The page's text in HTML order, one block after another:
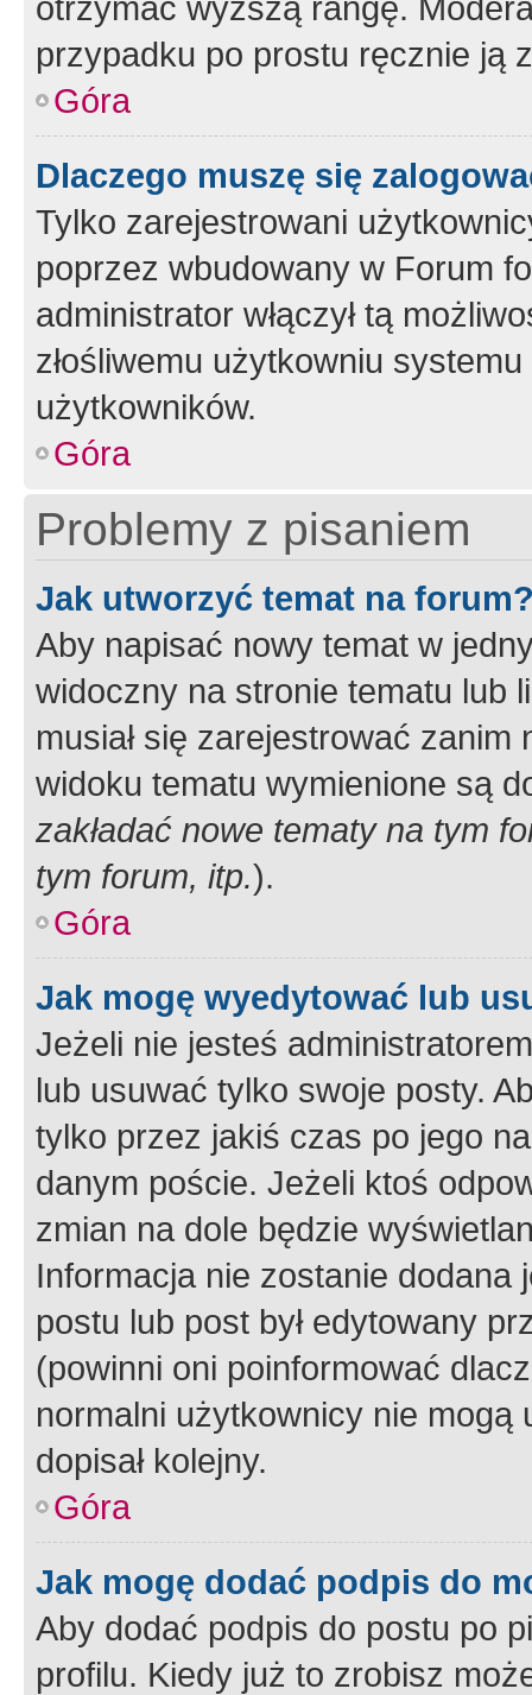
przypadku po prostu ręcznie ją
Góra
Dlaczego muszę się
Tylko zarejestrowani
poprzez wbudowany w Forum
administrator włączył tą
złośliwemu użytkowniu
użytkowników.
Góra
Problemy z pisaniem
Jak utworzyć temat na
Aby napisać nowy temat w
widoczny na stronie tematu lub
musiał się zarejestrować
widoku tematu wymienione są
zakładać nowe tematy na tym
tym forum, itp.).
Góra
Jak mogę wyedytować lub
Jeżeli nie jesteś
lub usuwać tylko swoje posty.
tylko przez jakiś czas po jego
danym poście. Jeżeli ktoś
zmian na dole będzie
Informacja nie zostanie dodana
postu lub post był edytowany
(powinni oni poinformować
normalni użytkownicy nie
dopisał kolejny.
Góra
Jak mogę dodać podpis do
Aby dodać podpis do postu po
profilu. Kiedy już to zrobisz